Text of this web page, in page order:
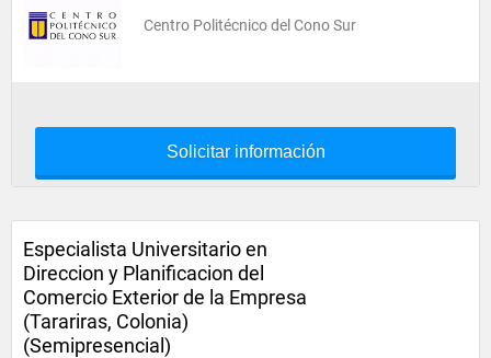
Centro Politécnico del Cono Sur
Solicitar información
Especialista Universitario en
Direccion y Planificacion del
Comercio Exterior de la Empresa
(Tarariras, Colonia)
(Semipresencial)